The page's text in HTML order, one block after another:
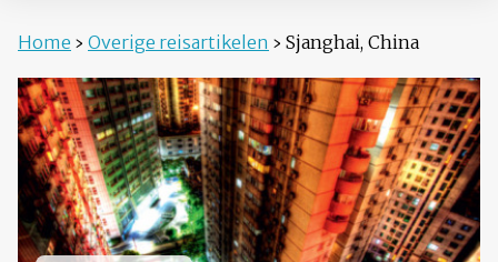
Home › Overige reisartikelen › Sjanghai, China